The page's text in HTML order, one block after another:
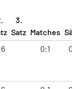
3.
Satz Matches
0:1 0:2